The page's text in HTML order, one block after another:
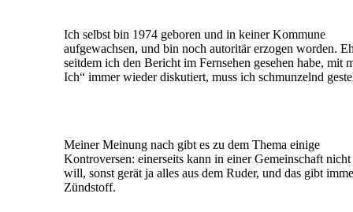
Ich selbst bin 1974 geboren und in keiner Kommune
aufgewachsen, und bin noch autoritär erzogen worden.
seitdem ich den Bericht im Fernsehen gesehen habe, mit
Ich“ immer wieder diskutiert, muss ich schmunzelnd
Meiner Meinung nach gibt es zu dem Thema einige
Kontroversen: einerseits kann in einer Gemeinschaft
will, sonst gerät ja alles aus dem Ruder, und das gibt
Zündstoff.